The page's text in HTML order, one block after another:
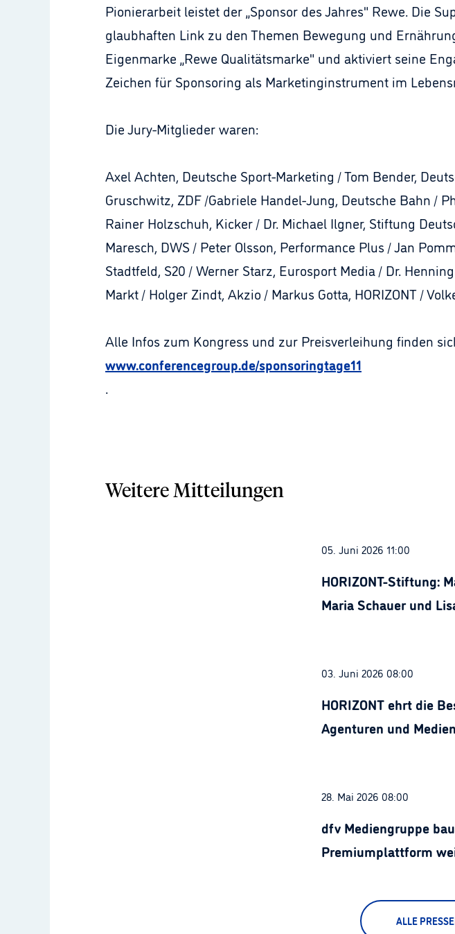
Pionierarbeit leistet der „Sponsor des Jahres" Rewe. Die
glaubhaften Link zu den Themen Bewegung und
Eigenmarke „Rewe Qualitätsmarke" und aktiviert seine
Zeichen für Sponsoring als Marketinginstrument im
Die Jury-Mitglieder waren:
Axel Achten, Deutsche Sport-Marketing / Tom Bender,
Gruschwitz, ZDF /Gabriele Handel-Jung, Deutsche Bahn /
Rainer Holzschuh, Kicker / Dr. Michael Ilgner, Stiftung
Maresch, DWS / Peter Olsson, Performance Plus / Jan
Stadtfeld, S20 / Werner Starz, Eurosport Media / Dr.
Markt / Holger Zindt, Akzio / Markus Gotta, HORIZONT /
Alle Infos zum Kongress und zur Preisverleihung finden
www.conferencegroup.de/sponsoringtage11
.
Weitere Mitteilungen
05. Juni 2026 11:00
HORIZONT-Stiftung:
Maria Schauer und
03. Juni 2026 08:00
HORIZONT ehrt die
Agenturen und Medien
28. Mai 2026 08:00
dfv Mediengruppe
Premiumplattform
ALLE